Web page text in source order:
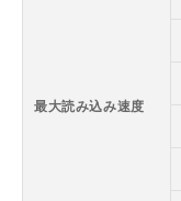
最大読み込み速度